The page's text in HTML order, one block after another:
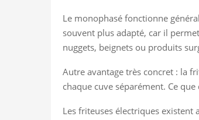
Le monophasé fonctionne
souvent plus adapté, car il
nuggets, beignets ou produits
Autre avantage très concret : la
chaque cuve séparément. Ce
Les friteuses électriques existent